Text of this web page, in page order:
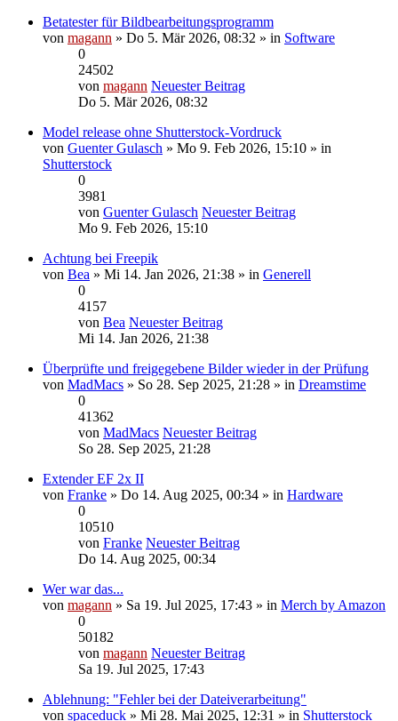
Betatester für Bildbearbeitungsprogramm
von magann » Do 5. Mär 2026, 08:32 » in Software
0
24502
von magann Neuester Beitrag
Do 5. Mär 2026, 08:32
Model release ohne Shutterstock-Vordruck
von Guenter Gulasch » Mo 9. Feb 2026, 15:10 » in
Shutterstock
0
3981
von Guenter Gulasch Neuester Beitrag
Mo 9. Feb 2026, 15:10
Achtung bei Freepik
von Bea » Mi 14. Jan 2026, 21:38 » in Generell
0
4157
von Bea Neuester Beitrag
Mi 14. Jan 2026, 21:38
Überprüfte und freigegebene Bilder wieder in der Prüfung
von MadMacs » So 28. Sep 2025, 21:28 » in Dreamstime
0
41362
von MadMacs Neuester Beitrag
So 28. Sep 2025, 21:28
Extender EF 2x II
von Franke » Do 14. Aug 2025, 00:34 » in Hardware
0
10510
von Franke Neuester Beitrag
Do 14. Aug 2025, 00:34
Wer war das...
von magann » Sa 19. Jul 2025, 17:43 » in Merch by Amazon
0
50182
von magann Neuester Beitrag
Sa 19. Jul 2025, 17:43
Ablehnung: "Fehler bei der Dateiverarbeitung"
von spaceduck » Mi 28. Mai 2025, 12:31 » in Shutterstock